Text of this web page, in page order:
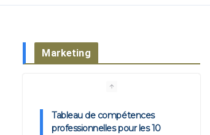
Marketing
Tableau de compétences
professionnelles pour les 10